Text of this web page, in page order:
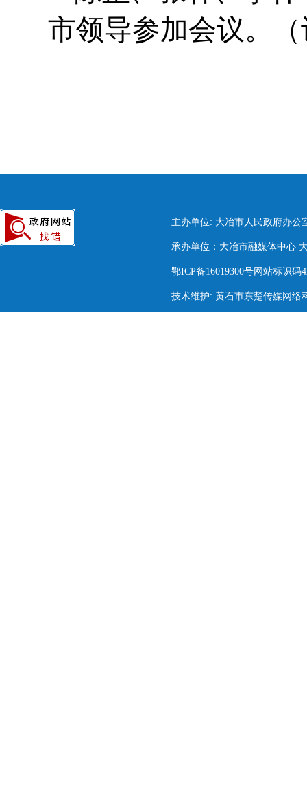
市领导参加会议。
主办单位: 大冶市人民政府办公
承办单位：大冶市融媒体中心
鄂ICP备16019300号网站标识码
技术维护: 黄石市东楚传媒网络